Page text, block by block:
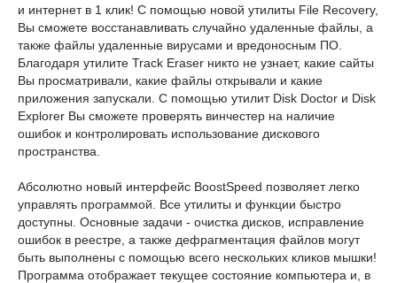
и интернет в 1 клик! С помощью новой утилиты File Recovery,
Вы сможете восстанавливать случайно удаленные файлы, а
также файлы удаленные вирусами и вредоносным ПО.
Благодаря утилите Track Eraser никто не узнает, какие сайты
Вы просматривали, какие файлы открывали и какие
приложения запускали. С помощью утилит Disk Doctor и Disk
Explorer Вы сможете проверять винчестер на наличие
ошибок и контролировать использование дискового
пространства.
Aбсолютно новый интерфейс BoostSpeed позволяет легко
управлять программой. Все утилиты и функции быстро
доступны. Основные задачи - очистка дисков, исправление
ошибок в реестре, а также дефрагментация файлов могут
быть выполнены с помощью всего нескольких кликов мышки!
Программа отображает текущее состояние компьютера и, в